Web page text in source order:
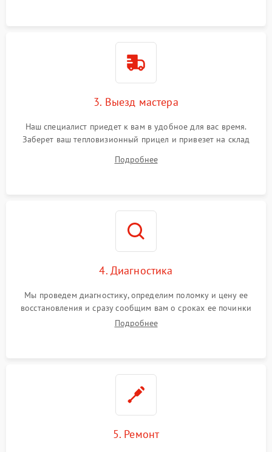
3. Выезд мастера
Наш специалист приедет к вам в удобное для вас время.
Заберет ваш тепловизионный прицел и привезет на склад
Подробнее
4. Диагностика
Мы проведем диагностику, определим поломку и цену ее
восстановления и сразу сообщим вам о сроках ее починки
Подробнее
5. Ремонт